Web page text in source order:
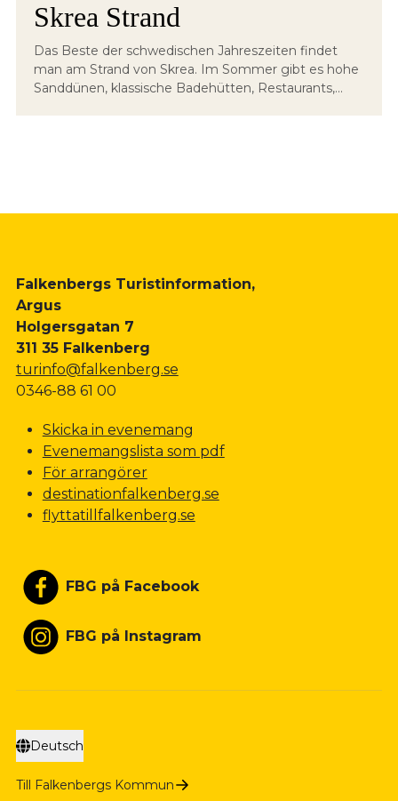
Skrea Strand
Das Beste der schwedischen Jahreszeiten findet
man am Strand von Skrea. Im Sommer gibt es hohe
Sanddünen, klassische Badehütten, Restaurants,...
Falkenbergs Turistinformation,
Argus
Holgersgatan 7
311 35 Falkenberg
turinfo@falkenberg.se
0346-88 61 00
Skicka in evenemang
Evenemangslista som pdf
För arrangörer
destinationfalkenberg.se
flyttatillfalkenberg.se
FBG på Facebook
FBG på Instagram
Deutsch
Till Falkenbergs Kommun